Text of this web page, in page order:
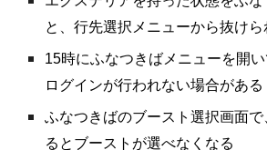
と、行先選択メニューから抜けら
15時にふなつきばメニューを開
ログインが行われない場合がある
ふなつきばのブースト選択画面
るとブーストが選べなくなる